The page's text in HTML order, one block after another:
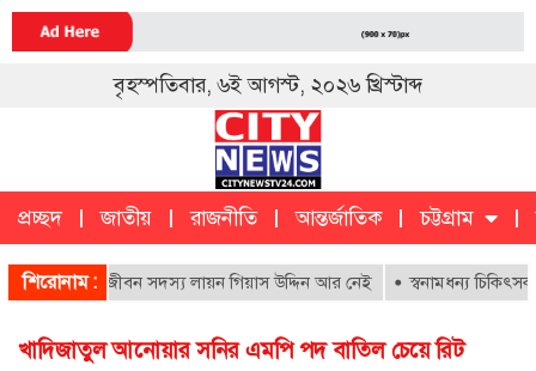
বৃহস্পতিবার, ৬ই আগস্ট, ২০২৬ খ্রিস্টাব্দ
প্রচ্ছদ জাতীয় রাজনীতি আন্তর্জাতিক চট্টগ্রাম
চট্টগ্রাম
শিরোনাম :আজীবন সদস্য লায়ন গিয়াস উদ্দিন আর নেই স্বনামধন্য
খাদিজাতুল আনোয়ার সনির এমপি পদ বাতিল চেয়ে রিট